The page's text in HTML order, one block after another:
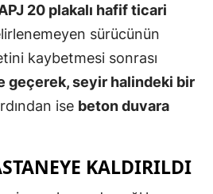
Eskişehir
Gaziantep
Giresun
20 plakalı hafif ticari
sürücünün
kaybetmesi sonrası
geçerek, seyir halindeki bir
ise beton duvara
KALDIRILDI